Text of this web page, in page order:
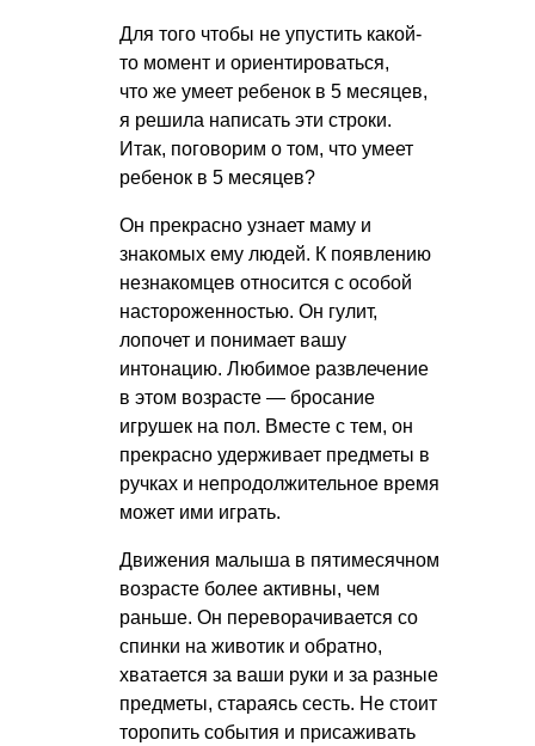
Для того чтобы не упустить какой-
то момент и ориентироваться,
что же умеет ребенок в 5 месяцев,
я решила написать эти строки.
Итак, поговорим о том, что умеет
ребенок в 5 месяцев?
Он прекрасно узнает маму и
знакомых ему людей. К появлению
незнакомцев относится с особой
настороженностью. Он гулит,
лопочет и понимает вашу
интонацию. Любимое развлечение
в этом возрасте — бросание
игрушек на пол. Вместе с тем, он
прекрасно удерживает предметы в
ручках и непродолжительное время
может ими играть.
Движения малыша в пятимесячном
возрасте более активны, чем
раньше. Он переворачивается со
спинки на животик и обратно,
хватается за ваши руки и за разные
предметы, стараясь сесть. Не стоит
торопить события и присаживать